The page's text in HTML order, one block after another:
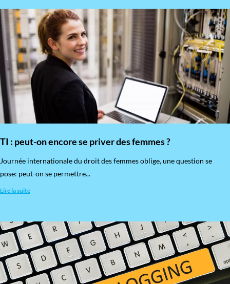
TI : peut-on encore se priver des femmes ?
​Journée internationale du droit des femmes oblige, une question se
pose: peut-on se permettre...
Lire la suite